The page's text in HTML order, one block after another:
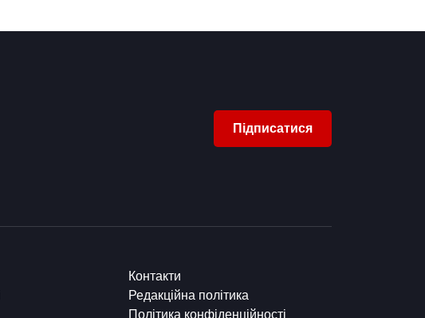
Підписатися
Контакти
Редакційна політика
Політика конфіденційності